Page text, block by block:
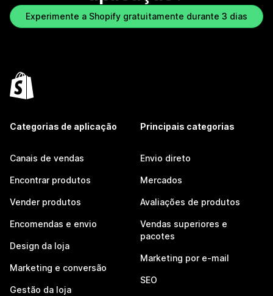
Experimente a Shopify gratuitamente durante 3 dias
Categorias de aplicação
Canais de vendas
Encontrar produtos
Vender produtos
Encomendas e envio
Design da loja
Marketing e conversão
Gestão da loja
Principais categorias
Envio direto
Mercados
Avaliações de produtos
Vendas superiores e
pacotes
Marketing por e-mail
SEO